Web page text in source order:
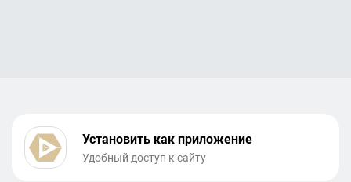
Установить как приложение
Удобный доступ к сайту